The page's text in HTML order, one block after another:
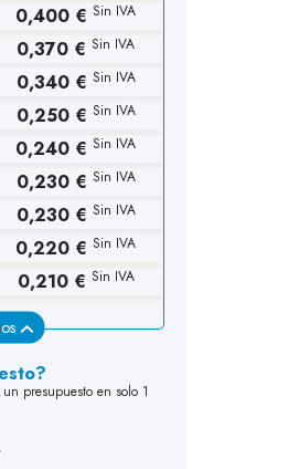
0,400 € Sin IVA
0,370 € Sin IVA
0,340 € Sin IVA
0,250 € Sin IVA
0,240 € Sin IVA
0,230 € Sin IVA
0,230 € Sin IVA
0,220 € Sin IVA
0,210 € Sin IVA
presupuesto en solo 1